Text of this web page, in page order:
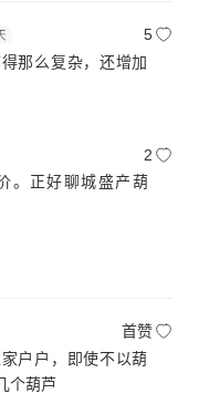
5
那么复杂，还增加
2
。正好聊城盛产葫
首赞
户户，即使不以葫
个葫芦